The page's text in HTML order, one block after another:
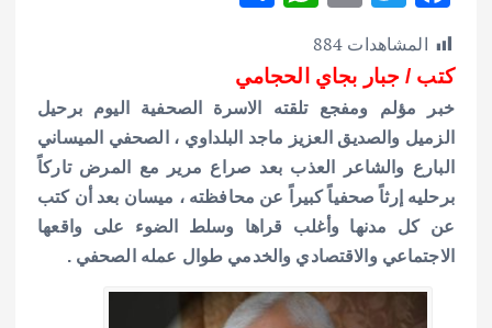
ac
e
b
o
o
k
w
it
te
r
ai
l
at
s
A
p
p
e
المشاهدات 884
كتب / جبار بجاي الحجامي
خبر مؤلم ومفجع تلقته الاسرة الصحفية اليوم برحيل
الزميل والصديق العزيز ماجد البلداوي ، الصحفي الميساني
البارع والشاعر العذب بعد صراع مرير مع المرض تاركاً
برحليه إرثاً صحفياً كبيراً عن محافظته ، ميسان بعد أن كتب
عن كل مدنها وأغلب قراها وسلط الضوء على واقعها
الاجتماعي والاقتصادي والخدمي طوال عمله الصحفي .